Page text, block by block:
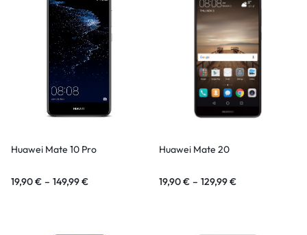
Huawei Mate 10 Pro
19,90€ – 149,99€
Huawei Mate 20
19,90€ – 129,99€